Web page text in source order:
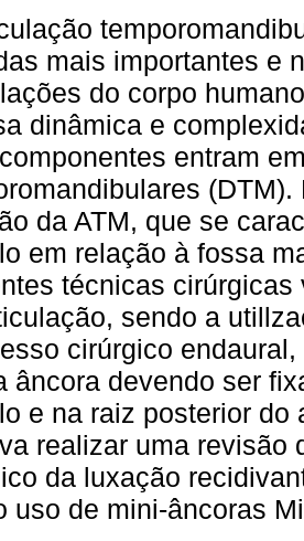
mais importantes e
do corpo
dinâmica e
entram
da ATM, que se
em relação à fossa
técnicas
sendo a
cirúrgico
âncora devendo ser
e na raiz posterior do
realizar uma revisão
da luxação
uso de mini-âncoras